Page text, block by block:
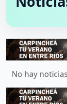
No hay